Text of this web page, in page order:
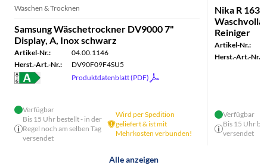
Waschen & Trocknen
Samsung Wäschetrockner DV9000 7"
Display, A, Inox schwarz
Artikel-Nr.:
04.00.1146
Herst.-Art.-Nr.:
DV90F09F4SU5
Produktdatenblatt (PDF)
Verfügbar
Bis 15 Uhr bestellt - in der
Regel noch am selben Tag
versendet
Wird per Spedition
geliefert & ist mit
Mehrkosten verbunden!
Nika R 163
Reiniger
Artikel-Nr.:
Herst.-Art.-Nr.:
Verfügbar
Bis 15 Uhr
versendet
Alle anzeigen